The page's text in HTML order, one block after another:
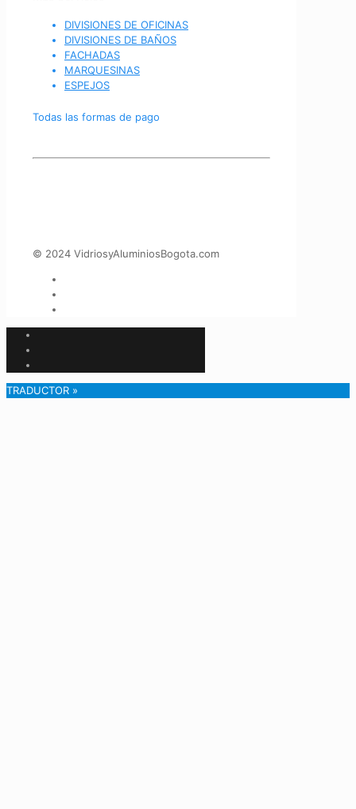
DIVISIONES DE OFICINAS
DIVISIONES DE BAÑOS
FACHADAS
MARQUESINAS
ESPEJOS
Todas las formas de pago
© 2024 VidriosyAluminiosBogota.com
TRADUCTOR »